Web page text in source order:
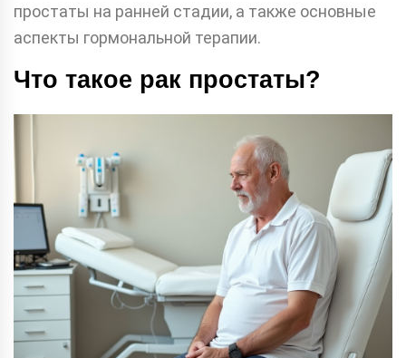
простаты на ранней стадии, а также основные
аспекты гормональной терапии.
Что такое рак простаты?